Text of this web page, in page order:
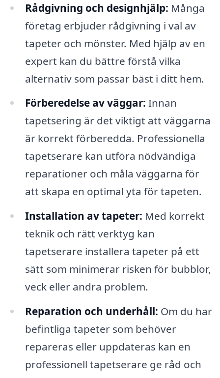
Rådgivning och designhjälp: Många
företag erbjuder rådgivning i val av
tapeter och mönster. Med hjälp av en
expert kan du bättre förstå vilka
alternativ som passar bäst i ditt hem.
Förberedelse av väggar: Innan
tapetsering är det viktigt att väggarna
är korrekt förberedda. Professionella
tapetserare kan utföra nödvändiga
reparationer och måla väggarna för
att skapa en optimal yta för tapeten.
Installation av tapeter: Med korrekt
teknik och rätt verktyg kan
tapetserare installera tapeter på ett
sätt som minimerar risken för bubblor,
veck eller andra problem.
Reparation och underhåll: Om du har
befintliga tapeter som behöver
repareras eller uppdateras kan en
professionell tapetserare ge råd och